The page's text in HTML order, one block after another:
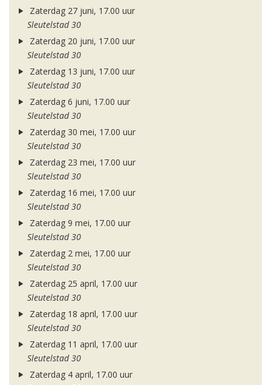
Zaterdag 27 juni, 17.00 uur
Sleutelstad 30
Zaterdag 20 juni, 17.00 uur
Sleutelstad 30
Zaterdag 13 juni, 17.00 uur
Sleutelstad 30
Zaterdag 6 juni, 17.00 uur
Sleutelstad 30
Zaterdag 30 mei, 17.00 uur
Sleutelstad 30
Zaterdag 23 mei, 17.00 uur
Sleutelstad 30
Zaterdag 16 mei, 17.00 uur
Sleutelstad 30
Zaterdag 9 mei, 17.00 uur
Sleutelstad 30
Zaterdag 2 mei, 17.00 uur
Sleutelstad 30
Zaterdag 25 april, 17.00 uur
Sleutelstad 30
Zaterdag 18 april, 17.00 uur
Sleutelstad 30
Zaterdag 11 april, 17.00 uur
Sleutelstad 30
Zaterdag 4 april, 17.00 uur